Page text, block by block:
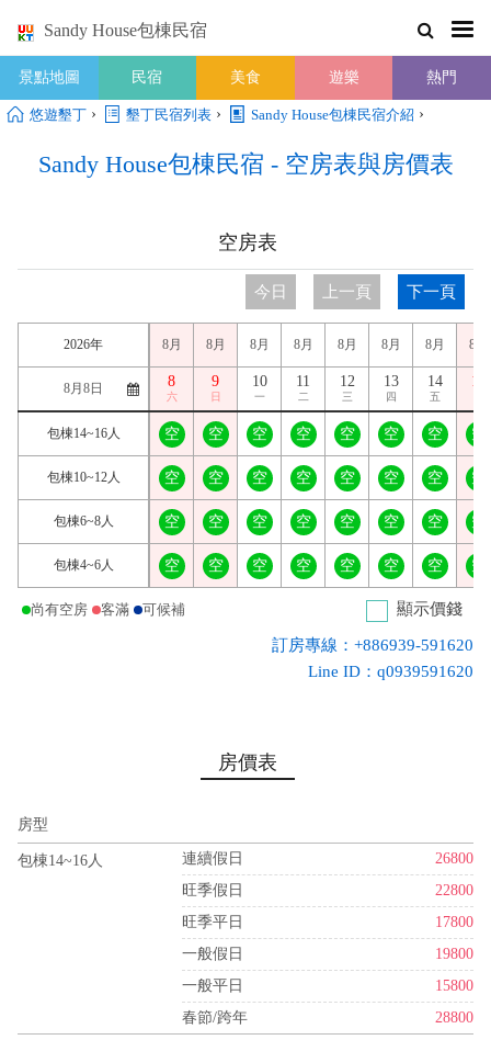
Sandy House包棟民宿
景點地圖 民宿 美食 遊樂 熱門
悠遊墾丁 › 墾丁民宿列表 › Sandy House包棟民宿介紹 ›
Sandy House包棟民宿 - 空房表與房價表
空房表
今日 上一頁 下一頁
2026年
包棟14~16人
包棟10~12人
包棟6~8人
包棟4~6人
8月
8
六
空
空
空
空
8月
9
日
空
空
空
空
8月
10
一
空
空
空
空
8月
11
二
空
空
空
空
8月
12
三
空
空
空
空
8月
13
四
空
空
空
空
8月
14
五
空
空
空
空
8月
15
空
空
空
空
尚有空房 客滿 可候補 顯示價錢
訂房專線：+886939-591620
Line ID：q0939591620
房價表
房型
包棟14~16人 連續假日
26800
旺季假日
22800
旺季平日
17800
一般假日
19800
一般平日
15800
春節/跨年
28800